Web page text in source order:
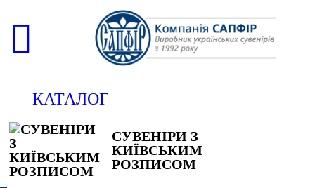
КАТАЛОГ
СУВЕНІРИ З
КИЇВСЬКИМ
РОЗПИСОМ